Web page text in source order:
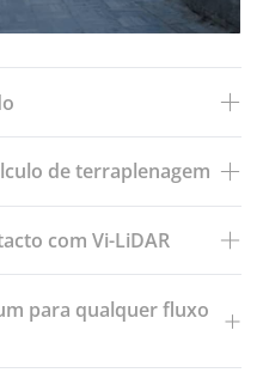
de terraplenagem
com Vi-LiDAR
para qualquer fluxo